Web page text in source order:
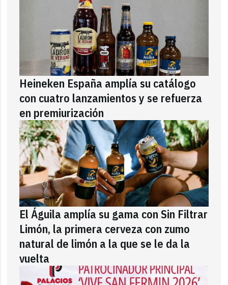
Heineken España amplía su catálogo
con cuatro lanzamientos y se refuerza
en premiurización
El Águila amplía su gama con Sin Filtrar
Limón, la primera cerveza con zumo
natural de limón a la que se le da la
vuelta